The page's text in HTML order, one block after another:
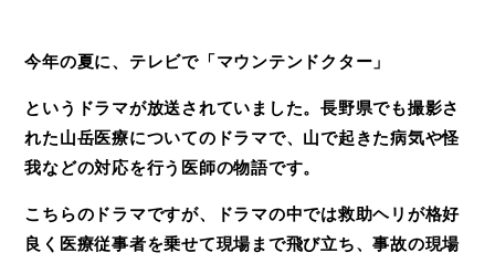
今年の夏に、テレビで「マウンテンドクター」
というドラマが放送されていました。長野県でも撮影さ
れた山岳医療についてのドラマで、山で起きた病気や怪
我などの対応を行う医師の物語です。
こちらのドラマですが、ドラマの中では救助ヘリが格好
良く医療従事者を乗せて現場まで飛び立ち、事故の現場